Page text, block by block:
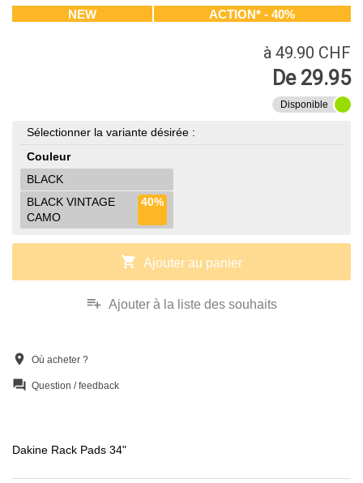
NEW ACTION* - 40%
à 49.90 CHF
De 29.95
Disponible
Sélectionner la variante désirée :
Couleur
BLACK
BLACK VINTAGE
CAMO
40%
shopping_cart Ajouter au panier
playlist_add Ajouter à la liste des souhaits
location_on Où acheter ?
question_answer Question / feedback
Dakine Rack Pads 34"